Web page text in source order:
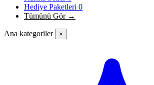
Hediye Paketleri 0
Tümünü Gör →
Ana kategoriler ×